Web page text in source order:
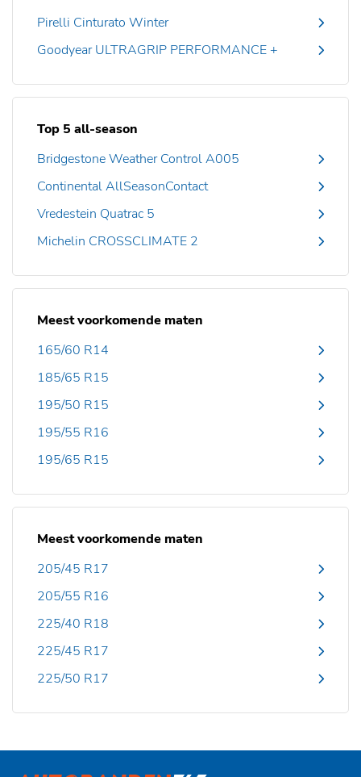
Pirelli Cinturato Winter
Goodyear ULTRAGRIP PERFORMANCE +
Top 5 all-season
Bridgestone Weather Control A005
Continental AllSeasonContact
Vredestein Quatrac 5
Michelin CROSSCLIMATE 2
Meest voorkomende maten
165/60 R14
185/65 R15
195/50 R15
195/55 R16
195/65 R15
Meest voorkomende maten
205/45 R17
205/55 R16
225/40 R18
225/45 R17
225/50 R17